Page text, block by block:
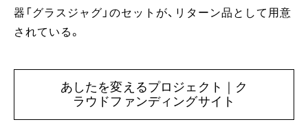
器「グラスジャグ」のセットが、リターン品として用意
されている。
あしたを変えるプロジェクト｜ク
ラウドファンディングサイト